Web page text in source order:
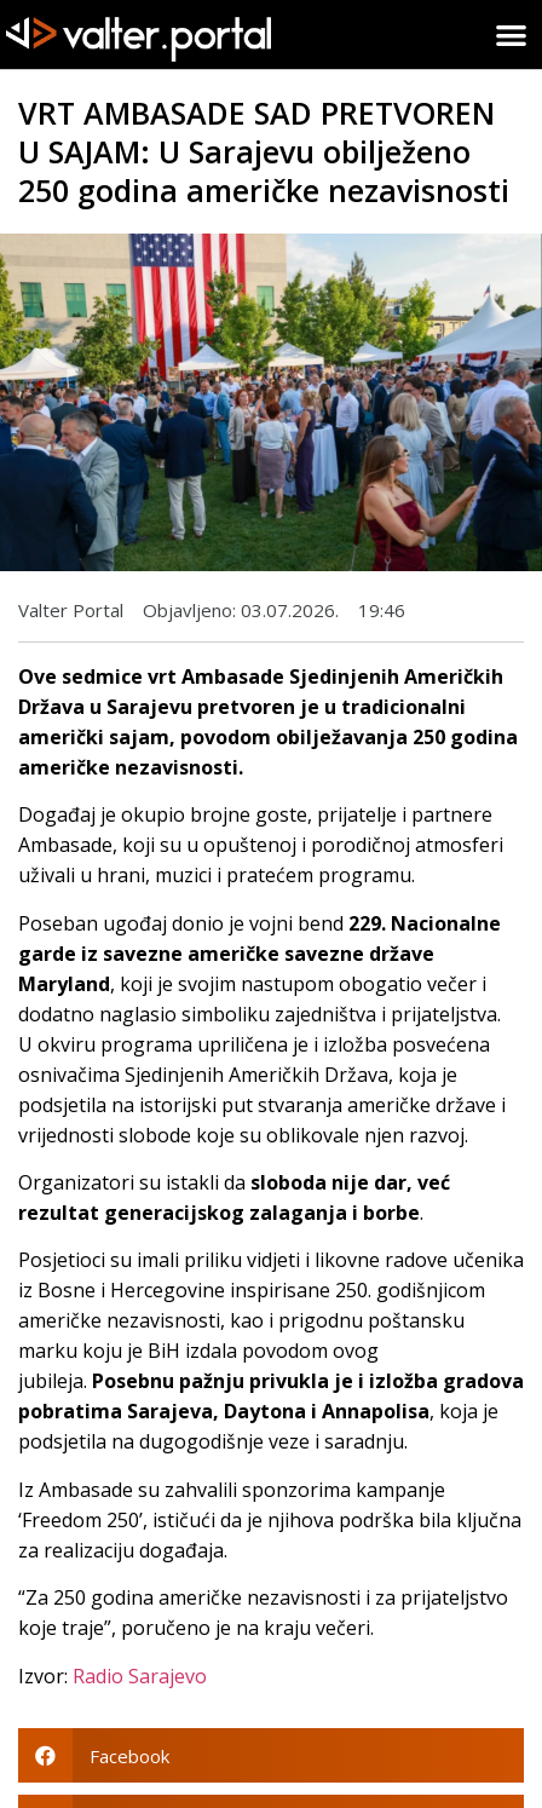
VRT AMBASADE SAD PRETVOREN
U SAJAM: U Sarajevu obilježeno
250 godina američke nezavisnosti
Valter Portal Objavljeno: 03.07.2026. 19:46
Ove sedmice vrt Ambasade Sjedinjenih Američkih
Država u Sarajevu pretvoren je u tradicionalni
američki sajam, povodom obilježavanja 250 godina
američke nezavisnosti.
Događaj je okupio brojne goste, prijatelje i partnere
Ambasade, koji su u opuštenoj i porodičnoj atmosferi
uživali u hrani, muzici i pratećem programu.
Poseban ugođaj donio je vojni bend 229. Nacionalne
garde iz savezne američke savezne države
Maryland, koji je svojim nastupom obogatio večer i
dodatno naglasio simboliku zajedništva i prijateljstva.
U okviru programa upriličena je i izložba posvećena
osnivačima Sjedinjenih Američkih Država, koja je
podsjetila na istorijski put stvaranja američke države i
vrijednosti slobode koje su oblikovale njen razvoj.
Organizatori su istakli da sloboda nije dar, već
rezultat generacijskog zalaganja i borbe.
Posjetioci su imali priliku vidjeti i likovne radove učenika
iz Bosne i Hercegovine inspirisane 250. godišnjicom
američke nezavisnosti, kao i prigodnu poštansku
marku koju je BiH izdala povodom ovog
jubileja. Posebnu pažnju privukla je i izložba gradova
pobratima Sarajeva, Daytona i Annapolisa, koja je
podsjetila na dugogodišnje veze i saradnju.
Iz Ambasade su zahvalili sponzorima kampanje
‘Freedom 250’, ističući da je njihova podrška bila ključna
za realizaciju događaja.
“Za 250 godina američke nezavisnosti i za prijateljstvo
koje traje”, poručeno je na kraju večeri.
Izvor: Radio Sarajevo
Facebook